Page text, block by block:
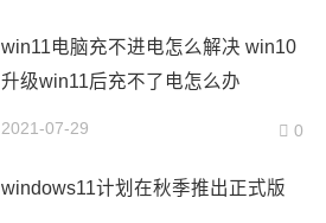
win11电脑充不进电怎么解决 win10
升级win11后充不了电怎么办
2021-07-29 0
windows11计划在秋季推出正式版